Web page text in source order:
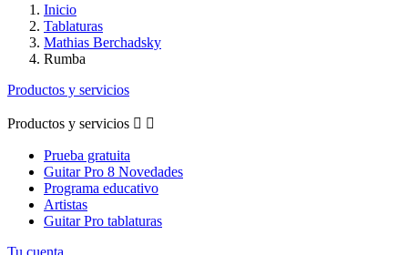
Inicio
Tablaturas
Mathias Berchadsky
Rumba
Productos y servicios
Productos y servicios  
Prueba gratuita
Guitar Pro 8 Novedades
Programa educativo
Artistas
Guitar Pro tablaturas
Tu cuenta